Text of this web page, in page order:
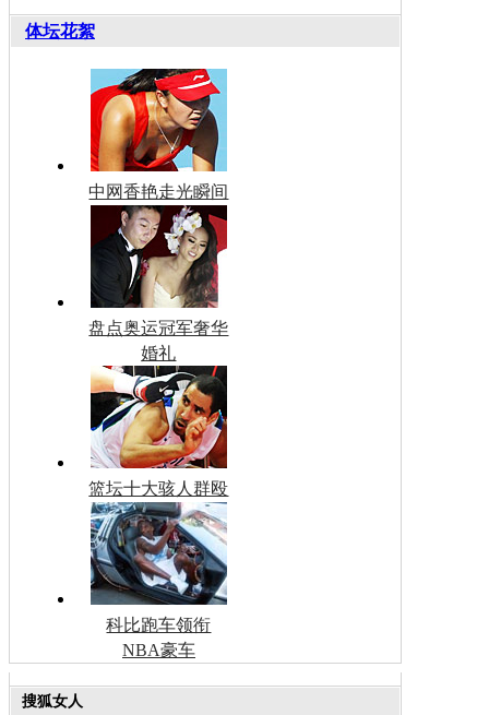
体坛花絮
中网香艳走光瞬间
盘点奥运冠军奢华
婚礼
篮坛十大骇人群殴
科比跑车领衔
NBA豪车
搜狐女人